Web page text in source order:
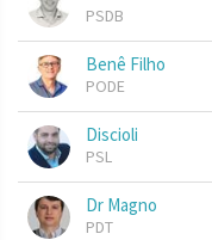
PSDB
Benê Filho
PODE
Discioli
PSL
Dr Magno
PDT